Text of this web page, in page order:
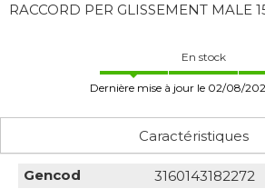
RACCORD PER GLISSEMENT MALE
En stock
Dernière mise à jour le 02/08/
Caractéristiques
Gencod 3160143182272